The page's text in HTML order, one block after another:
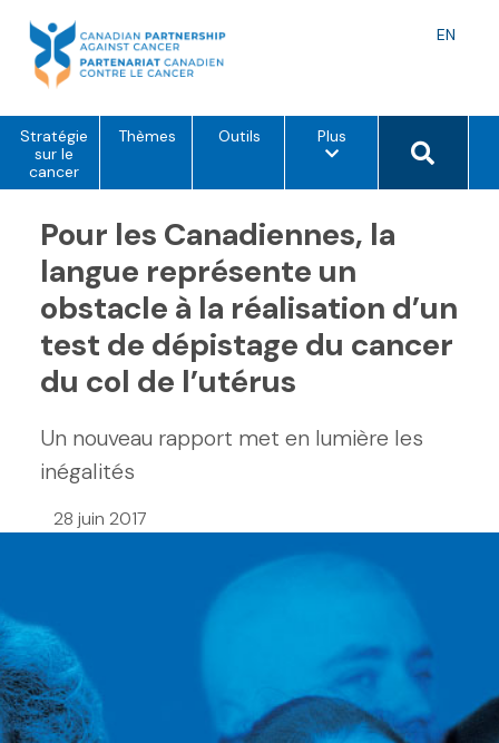
content
EN
Stratégie
sur le
cancer
Thèmes Outils Pluso
i
s
e
m
e
u
Search
Pour les Canadiennes, la
langue représente un
obstacle à la réalisation d’un
test de dépistage du cancer
du col de l’utérus
Un nouveau rapport met en lumière les
inégalités
28 juin 2017